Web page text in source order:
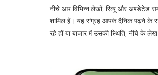
नीचे आप विभिन्न लेखों, रिव्यू और अपडेटेड
शामिल हैं। यह संग्रह आपके दैनिक पढ़ने के
रहे हों या बाजार में उसकी स्थिति, नीचे के